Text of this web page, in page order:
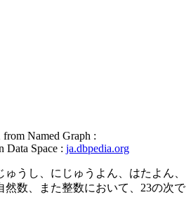
from Named Graph :
Data Space : ja.dbpedia.org
うし、にじゅうよん、はたよん、
然数、また整数において、23の次で